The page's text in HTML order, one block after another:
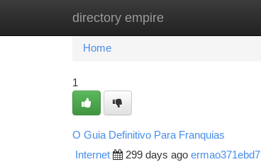
directory empire
Home New Site Listings
Home
1
O Guia Definitivo Para Franquias
Internet 299 days ago ermao371ebd7